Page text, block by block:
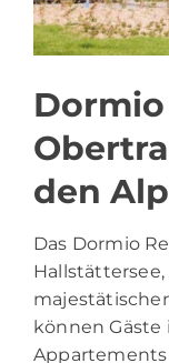
den
Das Dormio
können